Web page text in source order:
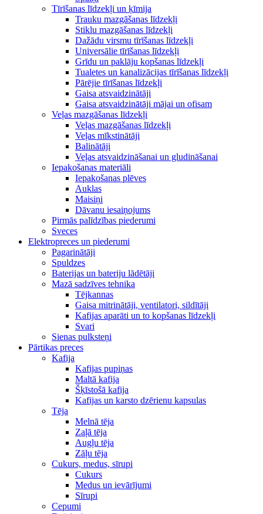
Tīrīšanas līdzekļi un ķīmija
Trauku mazgāšanas līdzekļi
Stiklu mazgāšanas līdzekļi
Dažādu virsmu tīrīšanas līdzekļi
Universālie tīrīšanas līdzekļi
Grīdu un paklāju kopšanas līdzekļi
Tualetes un kanalizācijas tīrīšanas līdzekļi
Pārējie tīrīšanas līdzekļi
Gaisa atsvaidzinātāji
Gaisa atsvaidzinātāji mājai un ofisam
Veļas mazgāšanas līdzekļi
Veļas mazgāšanas līdzekļi
Veļas mīkstinātāji
Balinātāji
Veļas atsvaidzināšanai un gludināšanai
Iepakošanas materiāli
Iepakošanas plēves
Auklas
Maisiņi
Dāvanu iesaiņojums
Pirmās palīdzības piederumi
Sveces
Elektropreces un piederumi
Pagarinātāji
Spuldzes
Baterijas un bateriju lādētāji
Mazā sadzīves tehnika
Tējkannas
Gaisa mitrinātāji, ventilatori, sildītāji
Kafijas aparāti un to kopšanas līdzekļi
Svari
Sienas pulksteņi
Pārtikas preces
Kafija
Kafijas pupiņas
Maltā kafija
Šķīstošā kafija
Kafijas un karsto dzērienu kapsulas
Tēja
Melnā tēja
Zaļā tēja
Augļu tēja
Zāļu tēja
Cukurs, medus, sīrupi
Cukurs
Medus un ievārījumi
Sīrupi
Cepumi